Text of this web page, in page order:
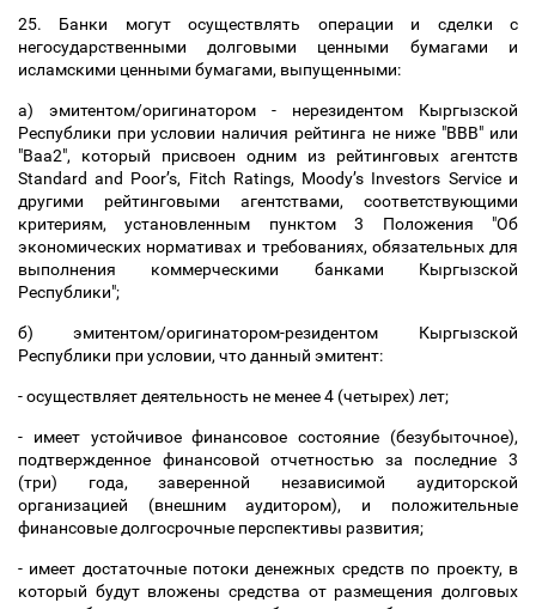
25. Банки могут осуществлять операции и сделки с
негосударственными долговыми ценными бумагами и
исламскими ценными бумагами, выпущенными:
а) эмитентом/оригинатором - нерезидентом Кыргызской
Республики при условии наличия рейтинга не ниже "ВВВ" или
"Ваа2", который присвоен одним из рейтинговых агентств
Standard and Poor’s, Fitch Ratings, Moody’s Investors Service и
другими рейтинговыми агентствами, соответствующими
критериям, установленным пунктом 3 Положения "Об
экономических нормативах и требованиях, обязательных для
выполнения коммерческими банками Кыргызской
Республики";
б) эмитентом/оригинатором-резидентом Кыргызской
Республики при условии, что данный эмитент:
- осуществляет деятельность не менее 4 (четырех) лет;
- имеет устойчивое финансовое состояние (безубыточное),
подтвержденное финансовой отчетностью за последние 3
(три) года, заверенной независимой аудиторской
организацией (внешним аудитором), и положительные
финансовые долгосрочные перспективы развития;
- имеет достаточные потоки денежных средств по проекту, в
который будут вложены средства от размещения долговых